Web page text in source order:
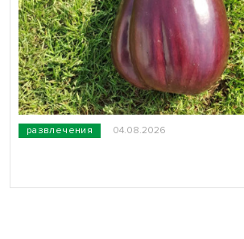
развлечения 04.08.2026